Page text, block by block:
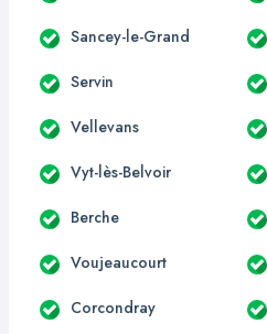
Sancey-le-Grand
Servin
Vellevans
Vyt-lès-Belvoir
Berche
Voujeaucourt
Corcondray